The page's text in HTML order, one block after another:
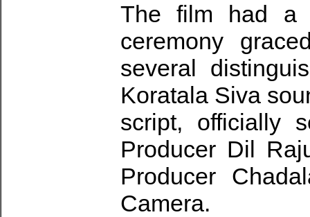
The film had a
ceremony
several
Koratala Siva
script, officially
Producer Dil
Producer
Camera.